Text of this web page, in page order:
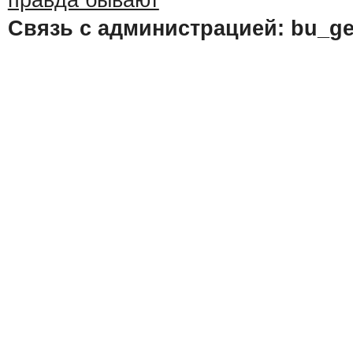
Связь с администрацией: